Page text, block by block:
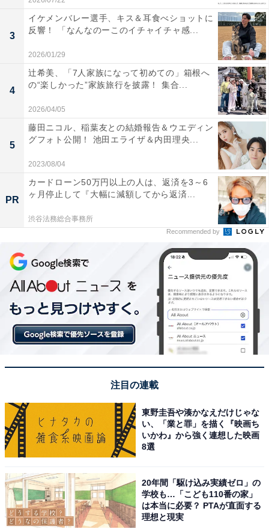
3
イケメンバレー選手、キス＆耳食べショットに
反響！ 「なんなのーこのイチャイチャ感...
2026/01/29
4
辻希美、「7人家族になって初めての」箱根へ
の“楽しかった”家族旅行を披露！ 集合...
2026/04/05
5
藤田ニコル、稲葉友との結婚報告＆ウエディン
グフォト公開！ 池田エライザ＆内田理央...
2023/08/04
PR
カードローン50万円以上の人は、返済を3～6
ヶ月停止して『大幅に減額してから返済...
渋谷法務総合事務所
Recommended by
注目の連載
東野圭吾や湊かなえだけじゃな
い、「業と罪」を描く『映画ち
いかわ』から強く連想した映画
8選
20年間「駆け込み実績ゼロ」の
学校も…「こども110番の家」
は本当に必要？ PTAが直面する
理想と現実